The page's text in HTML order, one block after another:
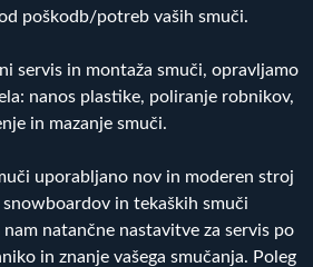
poškodb/potreb vaših smuči.
servis in montaža smuči, opravljamo
nanos plastike, poliranje robnikov,
in mazanje smuči.
uporabljano nov in moderen stroj
snowboardov in tekaških smuči
natančne nastavitve za servis po
in znanje vašega smučanja. Poleg